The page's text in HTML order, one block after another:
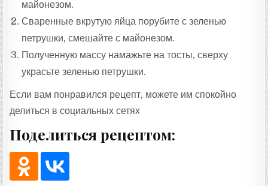
майонезом.
Сваренные вкрутую яйца порубите с зеленью
петрушки, смешайте с майонезом.
Полученную массу намажьте на тосты, сверху
украсьте зеленью петрушки.
Если вам понравился рецепт, можете им спокойно
делиться в социальных сетях
Поделиться рецептом: